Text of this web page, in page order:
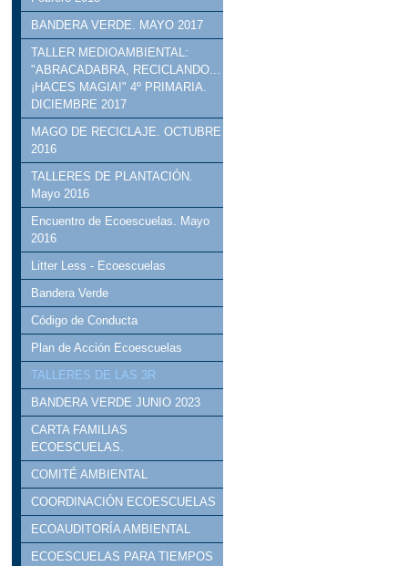
BANDERA VERDE. MAYO 2017
TALLER MEDIOAMBIENTAL:
"ABRACADABRA, RECICLANDO...
¡HACES MAGIA!" 4º PRIMARIA.
DICIEMBRE 2017
MAGO DE RECICLAJE. OCTUBRE
2016
TALLERES DE PLANTACIÓN.
Mayo 2016
Encuentro de Ecoescuelas. Mayo
2016
Litter Less - Ecoescuelas
Bandera Verde
Código de Conducta
Plan de Acción Ecoescuelas
TALLERES DE LAS 3R
BANDERA VERDE JUNIO 2023
CARTA FAMILIAS
ECOESCUELAS.
COMITÉ AMBIENTAL
COORDINACIÓN ECOESCUELAS
ECOAUDITORÍA AMBIENTAL
ECOESCUELAS PARA TIEMPOS